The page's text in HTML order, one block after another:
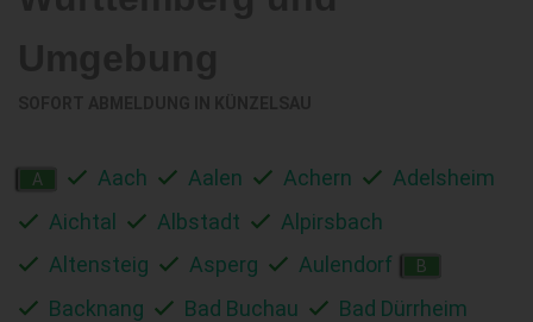
A Aach Aalen Achern
Adelsheim
Aichtal
Albstadt
Alpirsbach
Altensteig
Asperg Aulendorf B
Backnang Bad Buchau
Bad Dürrheim